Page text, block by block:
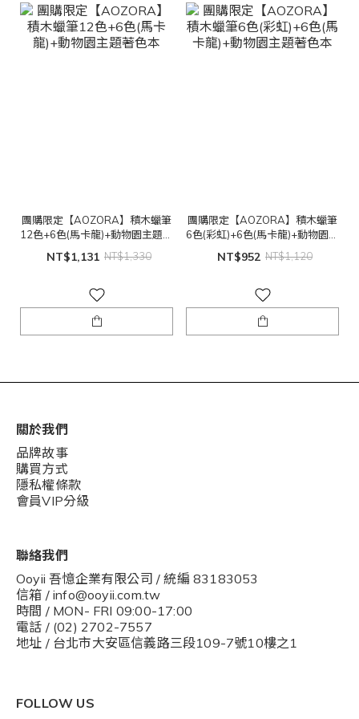
團購限定【AOZORA】積木蠟筆
12色+6色(馬卡龍)+動物園主題著
NT$1,131 NT$1,330
團購限定【AOZORA】積木蠟筆
6色(彩虹)+6色(馬卡龍)+動物園主
題著色本
NT$952 NT$1,120
關於我們
品牌故事
購買方式
隱私權條款
會員VIP分級
聯絡我們
Ooyii 吾憶企業有限公司 / 統編 83183053
信箱 / info@ooyii.com.tw
時間 / MON- FRI 09:00-17:00
電話 / (02) 2702-7557
地址 / 台北市大安區信義路三段109-7號10樓之1
FOLLOW US